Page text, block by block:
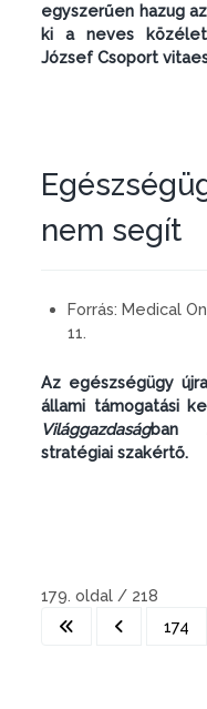
egyszerűen hazug
ki a neves
József Csoport
nem segít
Forrás: Medical
11.
Az egészségügy
állami támogatási
Világgazdaságban
stratégiai szakértő.
179. oldal / 218
174